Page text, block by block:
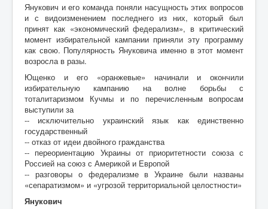
Янукович и его команда поняли насущность этих вопросов
и с видоизменением последнего из них, который был
принят как «экономический федерализм», в критический
момент избирательной кампании приняли эту программу
как свою. Популярность Януковича именно в этот момент
возросла в разы.
Ющенко и его «оранжевые» начинали и окончили
избирательную кампанию на волне борьбы с
тоталитаризмом Кучмы и по перечисленным вопросам
выступили за
-- исключительно украинский язык как единственно
государственный
-- отказ от идеи двойного гражданства
-- переориентацию Украины от приоритетности союза с
Россией на союз с Америкой и Европой
-- разговоры о федерализме в Украине были названы
«сепаратизмом» и «угрозой территориальной целостности»
Янукович